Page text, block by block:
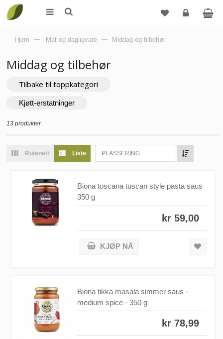
Hjem — Mat og dagligvare — Middag og tilbehør
Middag og tilbehør
Tilbake til toppkategori
Kjøtt-erstatninger
13 produkter
Rutenett Liste PLASSERING
Biona toscana tuscan style pasta saus
350 g
kr 59,00
KJØP NÅ
Biona tikka masala simmer saus -
medium spice - 350 g
kr 78,99